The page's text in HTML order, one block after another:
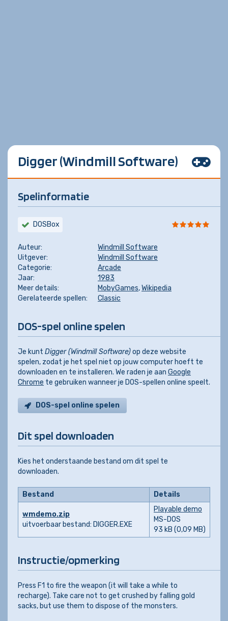
Digger (Windmill Software)
Spelinformatie
DOSBox
Auteur:
Windmill Software
Uitgever:
Windmill Software
Categorie:
Arcade
Jaar:
1983
Meer details:
MobyGames,Wikipedia
Gerelateerde spellen:
Classic
DOS-spel online spelen
Je kunt Digger (Windmill Software)op deze website
spelen, zodat je het spel niet op jouw computer hoeft te
downloaden en te installeren. We raden je aan Google
Chrome te gebruiken wanneer je DOS-spellen online speelt.
DOS-spel online spelen
Dit spel downloaden
Kies het onderstaande bestand om dit spel te
downloaden.
Bestand Details
wmdemo.zip
uitvoerbaar bestand: DIGGER.EXE
Playable demo
MS-DOS
93 kB (0,09 MB)
Instructie/opmerking
Press F1 to fire the weapon (it will take a while to
recharge). Take care not to get crushed by falling gold
sacks, but use them to dispose of the monsters.